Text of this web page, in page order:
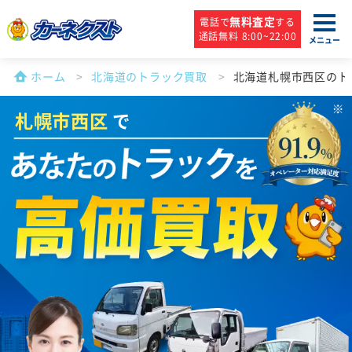
電話で無料査定する
通話無料 8:00~22:00
メニュー
ホーム 北海道のトラック買取 北海道札幌市西区の
札幌市西区 で